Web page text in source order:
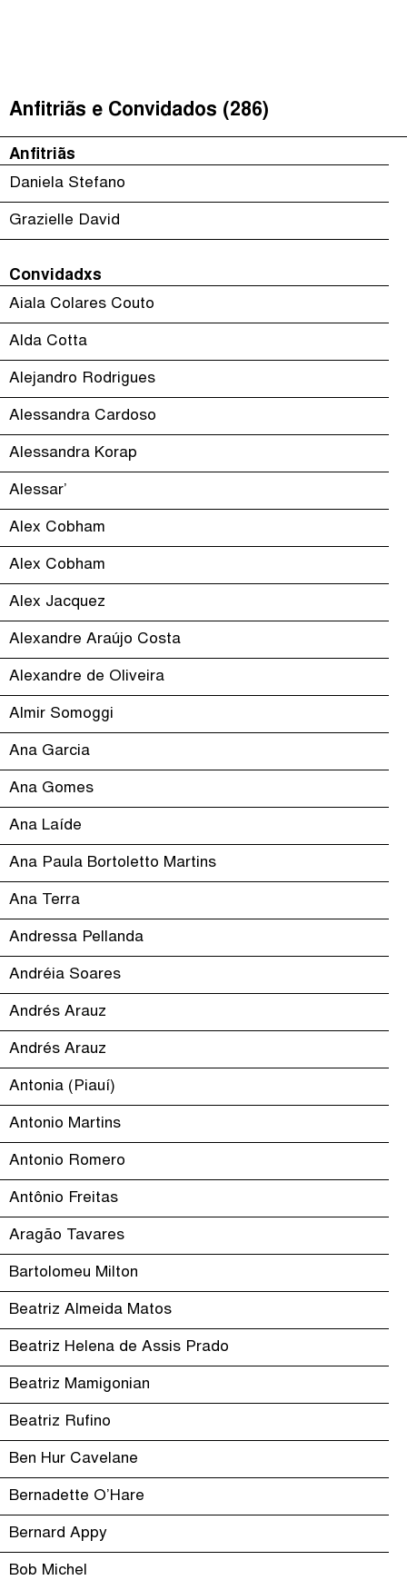
Justicia Impositiva
الجباية ببساطة
Impôts et Justice Sociale
The Corruption Diaries
Unequal India Decoded
Anfitriãs e Convidados (286)
Dicionário
Procurar
Anfitriãs e Convidados (286)
Anfitriãs
Daniela Stefano
Grazielle David
Convidadxs
Aiala Colares Couto
Alda Cotta
Alejandro Rodrigues
Alessandra Cardoso
Alessandra Korap
Alessar’
Alex Cobham
Alex Cobham
Alex Jacquez
Alexandre Araújo Costa
Alexandre de Oliveira
Almir Somoggi
Ana Garcia
Ana Gomes
Ana Laíde
Ana Paula Bortoletto Martins
Ana Terra
Andressa Pellanda
Andréia Soares
Andrés Arauz
Andrés Arauz
Antonia (Piauí)
Antonio Martins
Antonio Romero
Antônio Freitas
Aragão Tavares
Bartolomeu Milton
Beatriz Almeida Matos
Beatriz Helena de Assis Prado
Beatriz Mamigonian
Beatriz Rufino
Ben Hur Cavelane
Bernadette O’Hare
Bernard Appy
Bob Michel